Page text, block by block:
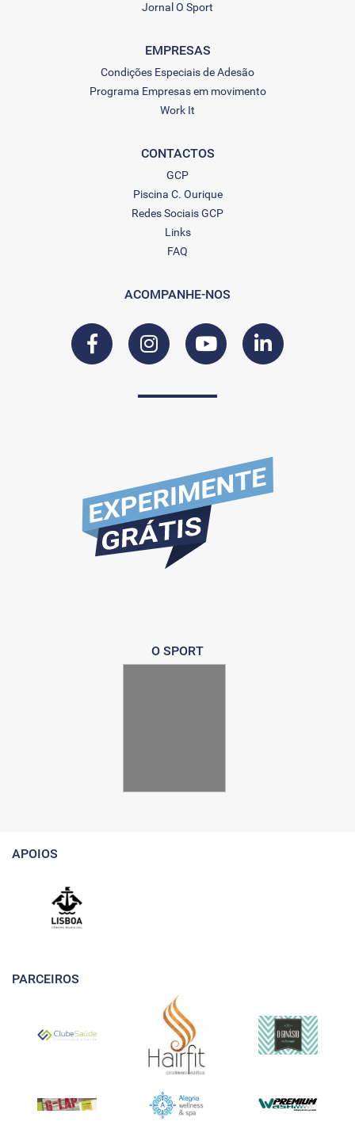
Jornal O Sport
EMPRESAS
Condições Especiais de Adesão
Programa Empresas em movimento
Work It
CONTACTOS
GCP
Piscina C. Ourique
Redes Sociais GCP
Links
FAQ
ACOMPANHE-NOS
O SPORT
APOIOS
PARCEIROS